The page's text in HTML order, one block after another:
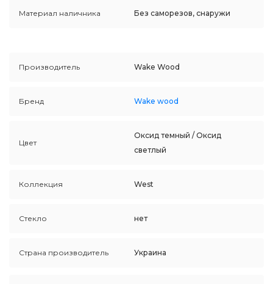
Материал наличника Без саморезов, снаружи
Производитель Wake Wood
Бренд Wake wood
Цвет
Оксид темный / Оксид
светлый
Коллекция West
Стекло нет
Страна производитель Украина